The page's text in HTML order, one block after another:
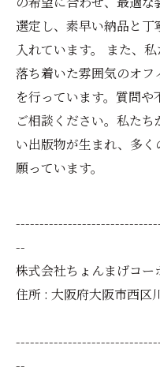
選定し、素早い納品と丁
入れています。 また、
落ち着いた雰囲気のオ
を行っています。質問
ご相談ください。私た
い出版物が生まれ、多
願っています。
--
株式会社ちょんまげコー
住所 : 大阪府大阪市西区
--